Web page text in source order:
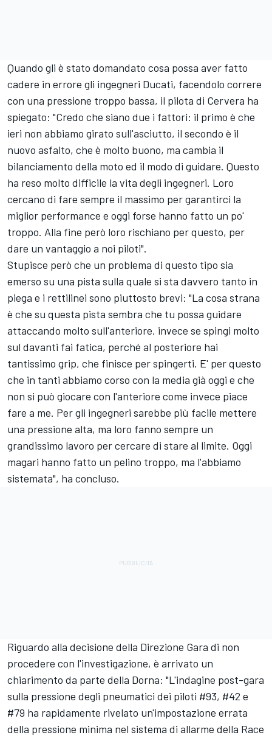
Quando gli è stato domandato cosa possa aver fatto
cadere in errore gli ingegneri Ducati, facendolo correre
con una pressione troppo bassa, il pilota di Cervera ha
spiegato: "Credo che siano due i fattori: il primo è che
ieri non abbiamo girato sull'asciutto, il secondo è il
nuovo asfalto, che è molto buono, ma cambia il
bilanciamento della moto ed il modo di guidare. Questo
ha reso molto difficile la vita degli ingegneri. Loro
cercano di fare sempre il massimo per garantirci la
miglior performance e oggi forse hanno fatto un po'
troppo. Alla fine però loro rischiano per questo, per
dare un vantaggio a noi piloti".
Stupisce però che un problema di questo tipo sia
emerso su una pista sulla quale si sta davvero tanto in
piega e i rettilinei sono piuttosto brevi: "La cosa strana
è che su questa pista sembra che tu possa guidare
attaccando molto sull'anteriore, invece se spingi molto
sul davanti fai fatica, perché al posteriore hai
tantissimo grip, che finisce per spingerti. E' per questo
che in tanti abbiamo corso con la media già oggi e che
non si può giocare con l'anteriore come invece piace
fare a me. Per gli ingegneri sarebbe più facile mettere
una pressione alta, ma loro fanno sempre un
grandissimo lavoro per cercare di stare al limite. Oggi
magari hanno fatto un pelino troppo, ma l'abbiamo
sistemata", ha concluso.
Riguardo alla decisione della Direzione Gara di non
procedere con l'investigazione, è arrivato un
chiarimento da parte della Dorna: "L'indagine post-gara
sulla pressione degli pneumatici dei piloti #93, #42 e
#79 ha rapidamente rivelato un'impostazione errata
della pressione minima nel sistema di allarme della Race